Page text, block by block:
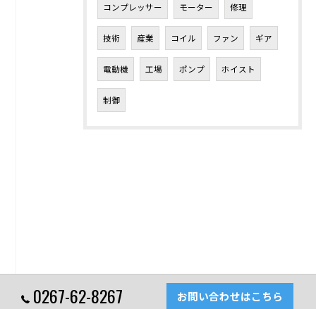
コンプレッサー モーター 修理
技術 産業 コイル ファン ギア
電動機 工場 ポンプ ホイスト
制御
0267-62-8267 お問い合わせはこちら